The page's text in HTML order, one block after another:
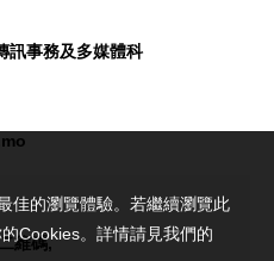
訊事務及多媒體科
維碼,
佳的瀏覽體驗。若繼續瀏覽此
Cookies。詳情請見我們的